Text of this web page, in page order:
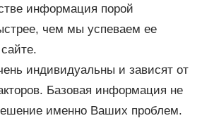
информация порой
чем мы успеваем ее
индивидуальны и зависят от
Базовая информация не
именно Ваших проблем.